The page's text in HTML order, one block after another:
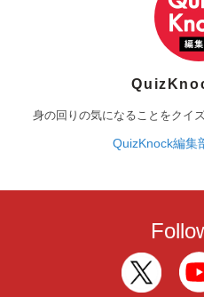
身の回りの気になることをクイ
QuizKnock編集